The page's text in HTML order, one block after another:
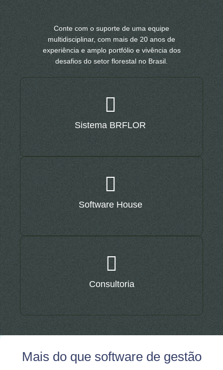
Conte com o suporte de uma equipe
multidisciplinar, com mais de 20 anos de
experiência e amplo portfólio e vivência dos
desafios do setor florestal no Brasil.
Sistema BRFLOR
Software House
Consultoria
Mais do que software de gestão